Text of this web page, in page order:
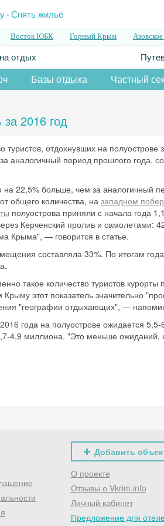
.Снять жильё
Восток ЮБК Горный Крым
отдых
Базы отдыха Частный
2016 год
туристов, отдохнувших на полуострове
аналогичный период прошлого года,
22,5% больше, чем за аналогичный
общего количества, на западном
полуострова приняли с начала года
Керченский пролив и самолетами:
Крыма", — говорится в статье.
составляла 33%. По итогам
такое количество туристов курорты
этот показатель значительно
"географии отдыхающих", —
года на полуострове ожидается
4,9 миллиона. "Это меньше ожиданий,
Добавить
О проекте
Отзывы о Vkrim.info
Личный кабинет
Предложение для
Скидка −5%
первое бронирование!
Получить